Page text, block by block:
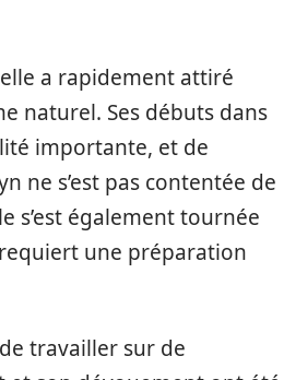
a rapidement attiré
naturel. Ses débuts dans
importante, et de
ne s’est pas contentée de
s’est également tournée
une préparation
travailler sur de